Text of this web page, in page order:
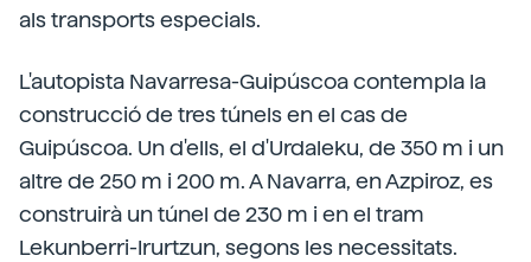
als transports especials.
L'autopista Navarresa-Guipúscoa contempla la
construcció de tres túnels en el cas de
Guipúscoa. Un d'ells, el d'Urdaleku, de 350 m i un
altre de 250 m i 200 m. A Navarra, en Azpiroz, es
construirà un túnel de 230 m i en el tram
Lekunberri-Irurtzun, segons les necessitats.